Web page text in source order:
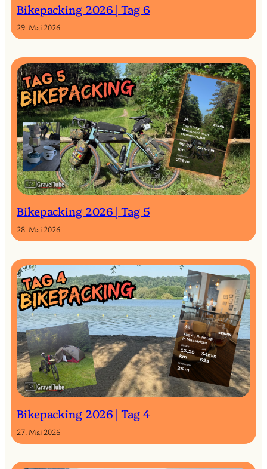
Bikepacking 2026 | Tag 6
29. Mai 2026
Bikepacking 2026 | Tag 5
28. Mai 2026
Bikepacking 2026 | Tag 4
27. Mai 2026